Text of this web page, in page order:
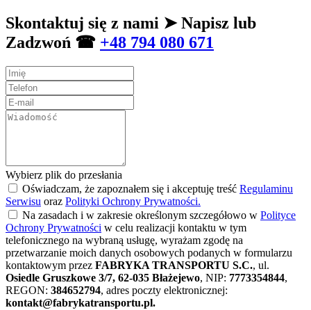
Skontaktuj się z nami ➤ Napisz lub
Zadzwoń ☎ +48 794 080 671
Wybierz plik do przesłania
Oświadczam, że zapoznałem się i akceptuję treść Regulaminu
Serwisu oraz Polityki Ochrony Prywatności.
Na zasadach i w zakresie określonym szczegółowo w Polityce
Ochrony Prywatności w celu realizacji kontaktu w tym
telefonicznego na wybraną usługę, wyrażam zgodę na
przetwarzanie moich danych osobowych podanych w formularzu
kontaktowym przez FABRYKA TRANSPORTU S.C., ul.
Osiedle Gruszkowe 3/7, 62-035 Błażejewo, NIP: 7773354844,
REGON: 384652794, adres poczty elektronicznej:
kontakt@fabrykatransportu.pl.